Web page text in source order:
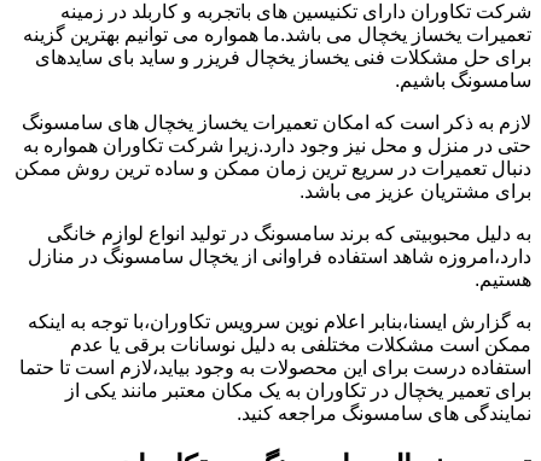
شرکت تکاوران دارای تکنیسین های باتجربه و کاربلد در زمینه
تعمیرات یخساز یخچال می باشد.ما همواره می توانیم بهترین گزینه
برای حل مشکلات فنی یخساز یخچال فریزر و ساید بای سایدهای
سامسونگ باشیم.
لازم به ذکر است که امکان تعمیرات یخساز یخچال های سامسونگ
حتی در منزل و محل نیز وجود دارد.زیرا شرکت تکاوران همواره به
دنبال تعمیرات در سریع ترین زمان ممکن و ساده ترین روش ممکن
برای مشتریان عزیز می باشد.
به دلیل محبوبیتی که برند سامسونگ در تولید انواع لوازم خانگی
دارد،امروزه شاهد استفاده فراوانی از یخچال سامسونگ در منازل
هستیم.
به گزارش ایسنا،بنابر اعلام نوین سرویس تکاوران،با توجه به اینکه
ممکن است مشکلات مختلفی به دلیل نوسانات برقی یا عدم
استفاده درست برای این محصولات به وجود بیاید،لازم است تا حتما
برای تعمیر یخچال در تکاوران به یک مکان معتبر مانند یکی از
نمایندگی های سامسونگ مراجعه کنید.